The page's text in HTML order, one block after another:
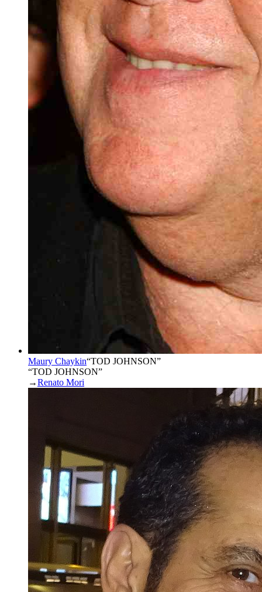
Maury Chaykin“TOD JOHNSON”
“TOD JOHNSON”
→Renato Mori